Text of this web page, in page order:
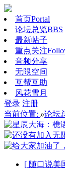
首页Portal
论坛总览BBS
最新帖子
重点关注
音频分享
无限空间
互帮互助
风花雪月
登录 注册
当前位置: »论坛
[ 随口说美